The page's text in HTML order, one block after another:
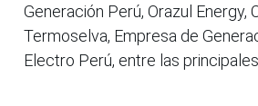
Generación Perú, Orazul Energy,
Termoselva, Empresa de
Electro Perú, entre las principales.